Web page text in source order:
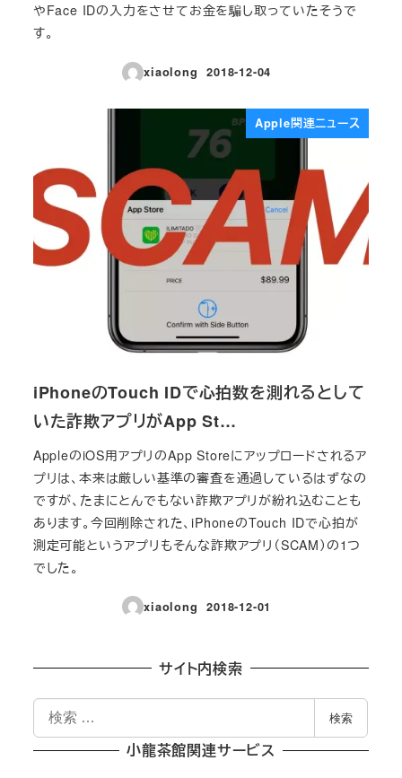
やFace IDの入力をさせてお金を騙し取っていたそうで
す。
xiaolong
投稿日
2018-12-04
Apple関連ニュース
iPhoneのTouch IDで心拍数を測れるとして
いた詐欺アプリがApp St…
AppleのiOS用アプリのApp Storeにアップロードされるア
プリは、本来は厳しい基準の審査を通過しているはずなの
ですが、たまにとんでもない詐欺アプリが紛れ込むことも
あります。今回削除された、iPhoneのTouch IDで心拍が
測定可能というアプリもそんな詐欺アプリ（SCAM）の1つ
でした。
xiaolong
投稿日
2018-12-01
サイト内検索
索
検索
小龍茶館関連サービス